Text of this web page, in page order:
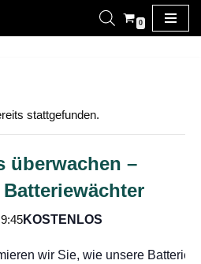
0
stattgefunden.
überwachen –
9:45KOSTENLOS
wir Sie, wie unsere